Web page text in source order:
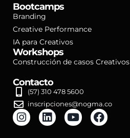
Bootcamps
Branding
Creative Performance
IA para Creativos
Workshops
Construcción de casos Creativos
Contacto
(57) 310 478 5600
inscripciones@nogma.co